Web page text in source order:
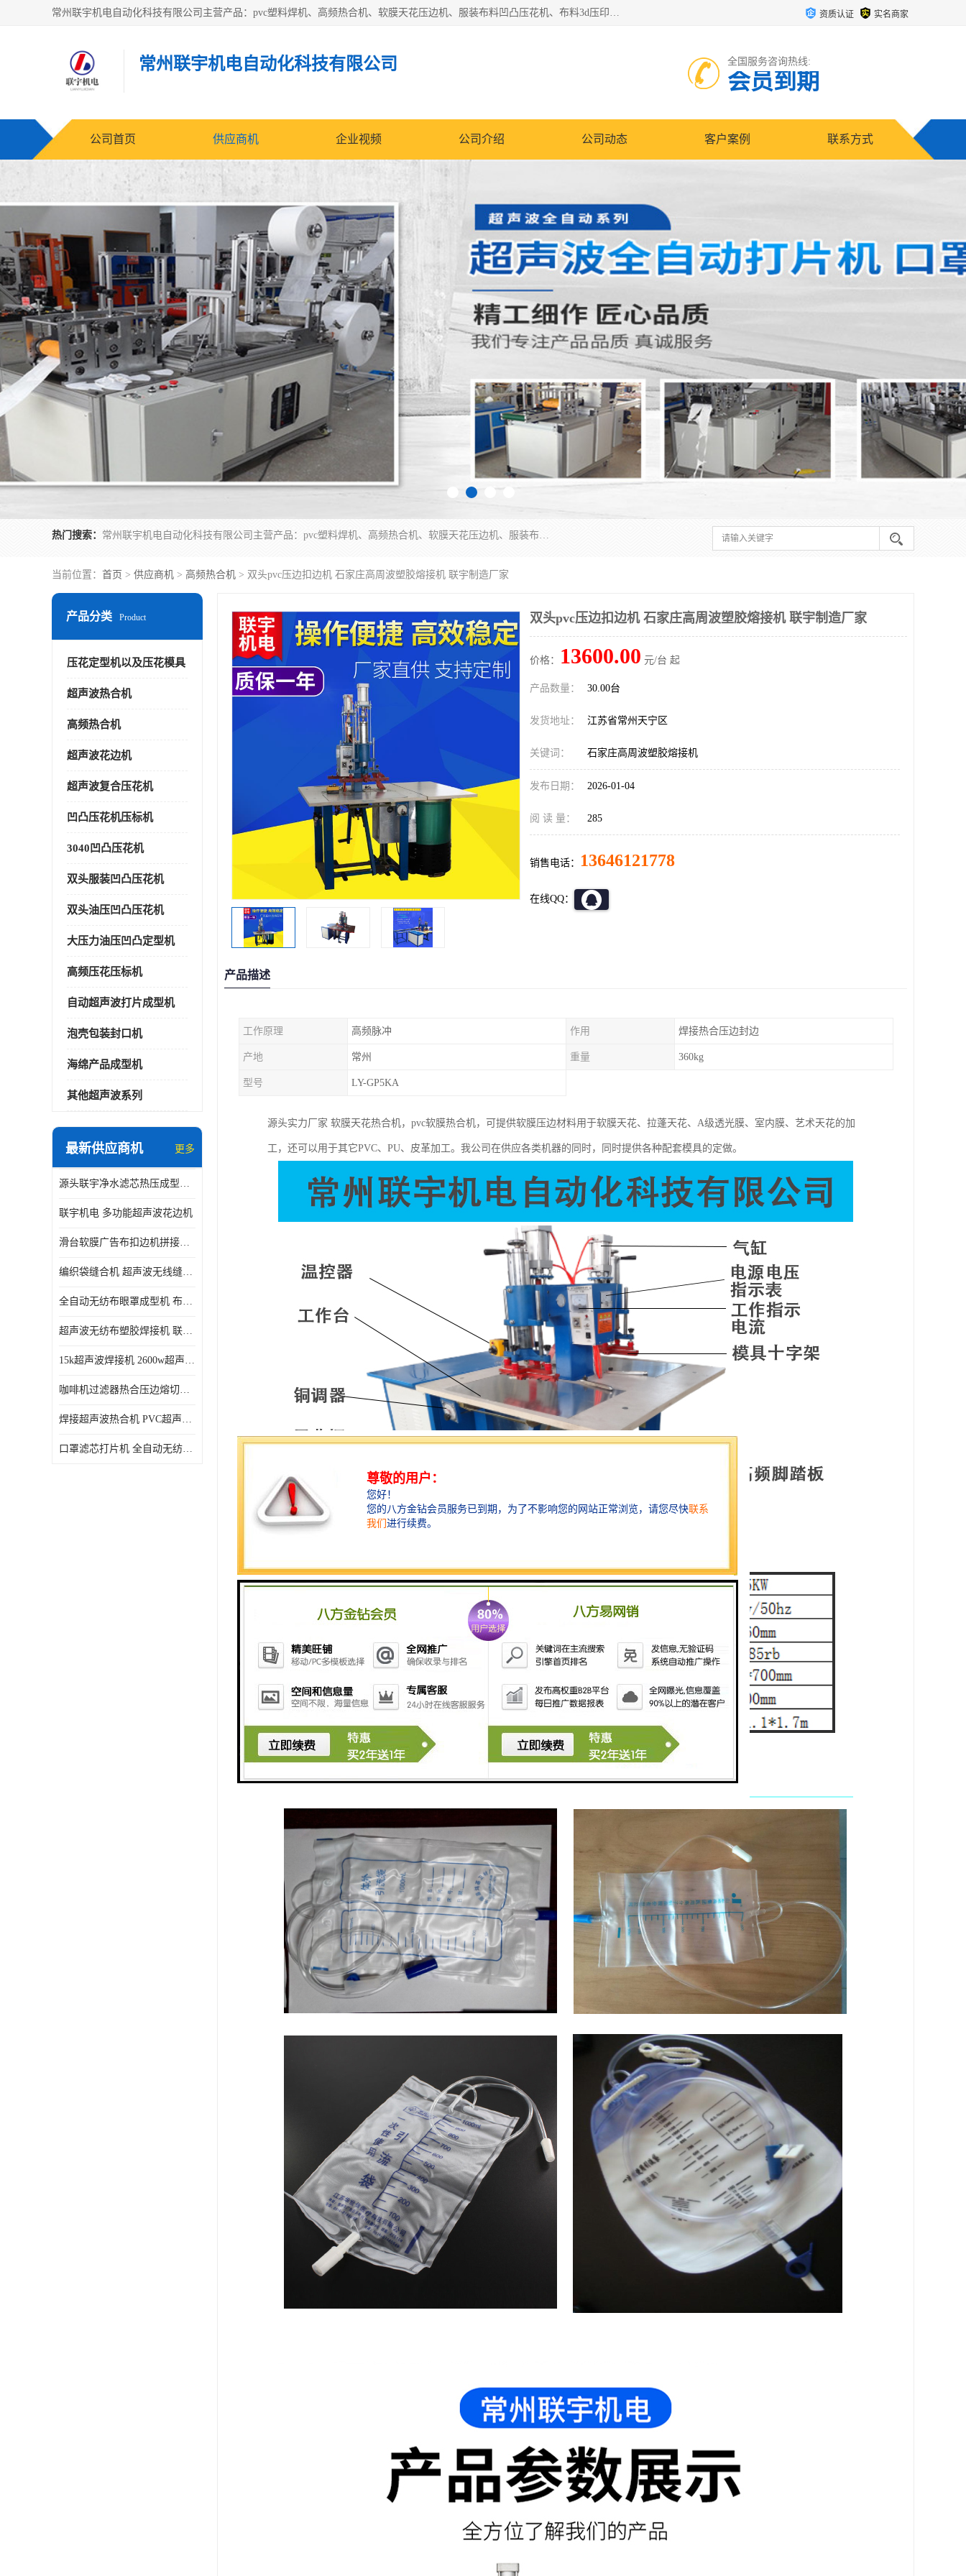
常州联宇机电自动化科技有限公司主营产品：pvc塑料焊机、高频热合机、软膜天花压边机、服装布料凹凸压花机、布料3d压印设备、服装植胶设备、超声波布料花边机、无纺布热合机、全自动压花机。 资质认证 实名商家
常州联宇机电自动化科技有限公司 全国服务咨询热线:
会员到期
公司首页 供应商机 企业视频 公司介绍 公司动态 客户案例 联系方式
热门搜索： 常州联宇机电自动化科技有限公司主营产品：pvc塑料焊机、高频热合机、软膜天花压边机、服装布料凹凸压花机、布料3d压印设备、服装植胶设备、超声波布料花边机、无纺布热合机、全自动压花机。
当前位置： 首页 > 供应商机 > 高频热合机 > 双头pvc压边扣边机 石家庄高周波塑胶熔接机 联宇制造厂家
产品分类 Product
压花定型机以及压花模具
超声波热合机
高频热合机
超声波花边机
超声波复合压花机
凹凸压花机压标机
3040凹凸压花机
双头服装凹凸压花机
双头油压凹凸压花机
大压力油压凹凸定型机
高频压花压标机
自动超声波打片成型机
泡壳包装封口机
海绵产品成型机
其他超声波系列
最新供应商机 更多
源头联宇净水滤芯热压成型机器 超声波大功率封边机
联宇机电 多功能超声波花边机
滑台软膜广告布扣边机拼接机用于焊接热合拼接作用
编织袋缝合机 超声波无线缝合机 厂家现货供应
全自动无纺布眼罩成型机 布料海绵眼罩热合切边机
超声波无纺布塑胶焊接机 联宇制造
15k超声波焊接机 2600w超声波焊接机 联宇制造
咖啡机过滤器热合压边熔切机 超声波无纺布喷胶棉热合机
焊接超声波热合机 PVC超声波焊接机 无纺布超声波设备
口罩滤芯打片机 全自动无纺布压花压标设备 多层料复合机
双头pvc压边扣边机 石家庄高周波塑胶熔接机 联宇制造厂家
价格： 13600.00 元/台 起
产品数量： 30.00台
发货地址： 江苏省常州天宁区
关键词： 石家庄高周波塑胶熔接机
发布日期： 2026-01-04
阅 读 量： 285
销售电话： 13646121778
在线QQ：
产品描述
工作原理 高频脉冲 作用 焊接热合压边封边
产地 常州 重量 360kg
型号 LY-GP5KA
源头实力厂家 软膜天花热合机，pvc软膜热合机，可提供软膜压边材料用于软膜天花、拉蓬天花、A级透光膜、室内膜、艺术天花的加
工，还可以用于其它PVC、PU、皮革加工。我公司在供应各类机器的同时，同时提供各种配套模具的定做。